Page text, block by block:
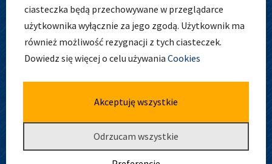
Zespół Szkolno-Przedszkolny nr 5
ul. Osobowicka 127
51-004 Wrocław
tel. 71 798 44 28
ciasteczka będą przechowywane w przeglądarce
użytkownika wyłącznie za jego zgodą. Użytkownik ma
również możliwość rezygnacji z tych ciasteczek.
Dowiedz się więcej o celu używania Cookies
Akceptuję wszystkie
Odrzucam wszystkie